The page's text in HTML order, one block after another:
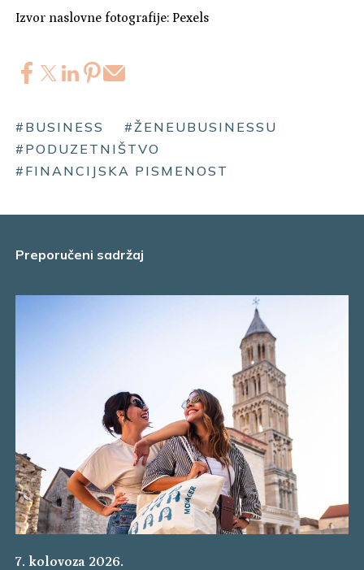
Izvor naslovne fotografije: Pexels
#BUSINESS
#ŽENEUBUSINESSU
#PODUZETNIŠTVO
#FINANCIJSKA PISMENOST
Preporučeni sadržaj
7. kolovoza 2026.